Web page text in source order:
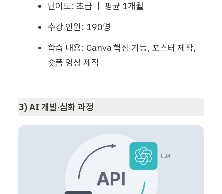
난이도: 초급 ｜ 평균 1개월
수강 인원: 190명
학습 내용: Canva 핵심 기능, 포스터 제작,
숏폼 영상 제작
3) AI 개발·심화 과정